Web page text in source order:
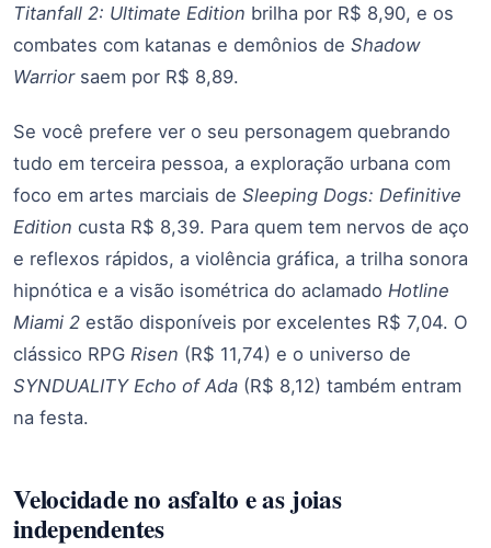
Titanfall 2: Ultimate Edition brilha por R$ 8,90, e os
combates com katanas e demônios de Shadow
Warriorsaem por R$ 8,89.
Se você prefere ver o seu personagem quebrando
tudo em terceira pessoa, a exploração urbana com
foco em artes marciais de Sleeping Dogs: Definitive
Edition custa R$ 8,39. Para quem tem nervos de aço
e reflexos rápidos, a violência gráfica, a trilha sonora
hipnótica e a visão isométrica do aclamado Hotline
Miami 2 estão disponíveis por excelentes R$ 7,04. O
clássico RPG Risen (R$ 11,74) e o universo de
SYNDUALITY Echo of Ada (R$ 8,12) também entram
na festa.
Velocidade no asfalto e as joias
independentes